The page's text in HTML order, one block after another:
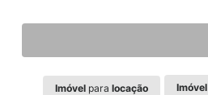
Imóvel paralocação Imóvel